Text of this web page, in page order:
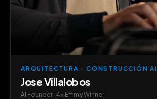
ARQUITECTURA · CONSTRUCCIÓN AI
Jose Villalobos
AI Founder · 4x Emmy Winner